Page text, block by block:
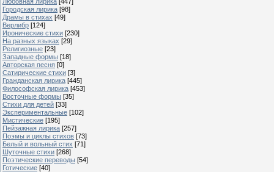
Городская лирика [98]
Драмы в стихах [49]
Верлибр [124]
Иронические стихи [230]
На разных языках [29]
Религиозные [23]
Западные формы [18]
Авторская песня [0]
Сатирические стихи [3]
Гражданская лирика [445]
Философская лирика [453]
Восточные формы [35]
Стихи для детей [33]
Экспериментальные [102]
Мистические [195]
Пейзажная лирика [257]
Поэмы и циклы стихов [73]
Белый и вольный стих [71]
Шуточные стихи [268]
Поэтические переводы [54]
Готические [40]